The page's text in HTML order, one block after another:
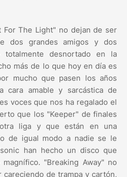
For The Light" no dejan de ser
dos grandes amigos y dos
totalmente desnortado en la
más de lo que hoy en día es
mucho que pasen los años
cara amable y sarcástica de
voces que nos ha regalado el
que los "Keeper" de finales
liga y que están en una
de igual modo a nadie se le
han hecho un disco que
"Breaking Away" no
de trampa y cartón,